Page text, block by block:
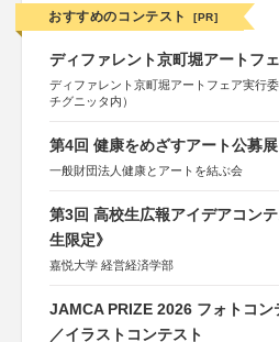
おすすめのコンテスト [PR]
ディファレント京町堀アートフ
ディファレント京町堀アートフェア実行
チグニッタ内）
第4回 健康をめざすアート公募展
一般財団法人健康とアートを結ぶ会
第3回 高校生広報アイデアコン
生限定》
嘉悦大学 経営経済学部
JAMCA PRIZE 2026 フォトコン
／イラストコンテスト